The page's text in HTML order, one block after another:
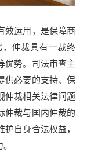
效运用，是保障商
仲裁具有一裁终
优势。司法审查主
供必要的支持、保
仲裁相关法律问题
仲裁与国内仲裁的
自身合法权益，